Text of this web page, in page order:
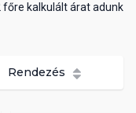
kalkulált árat adunk
Rendezés